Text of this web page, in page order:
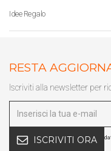
Idee Regalo
RESTA
Iscriviti alla newsletter per
ISCRIVITI ORA